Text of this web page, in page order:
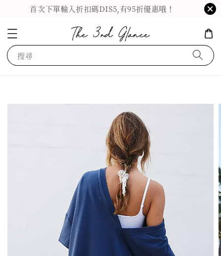
首次下單輸入折扣碼DIS5,有95折優惠哦！
搜尋